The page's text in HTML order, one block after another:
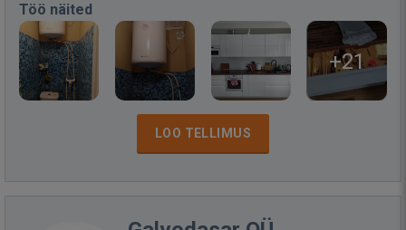
Töö näited
+21
LOO TELLIMUS